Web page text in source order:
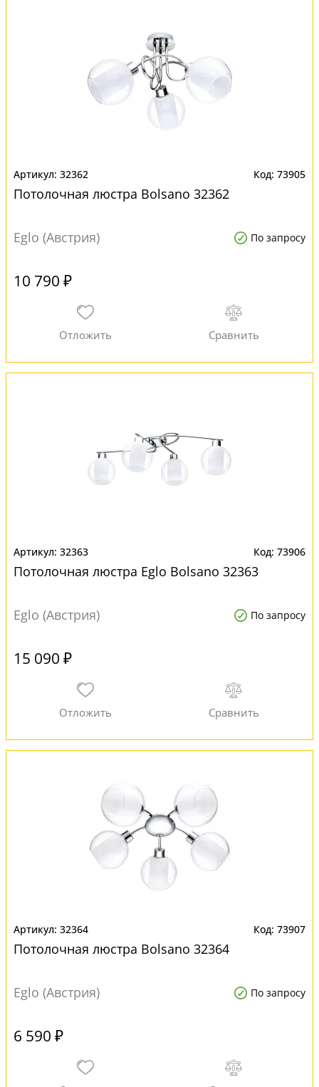
32362 73905
Потолочная люстра Bolsano 32362
Eglo (Австрия) По запросу
10 790 ₽
32363 73906
Потолочная люстра Eglo Bolsano 32363
Eglo (Австрия) По запросу
15 090 ₽
32364 73907
Потолочная люстра Bolsano 32364
Eglo (Австрия) По запросу
6 590 ₽